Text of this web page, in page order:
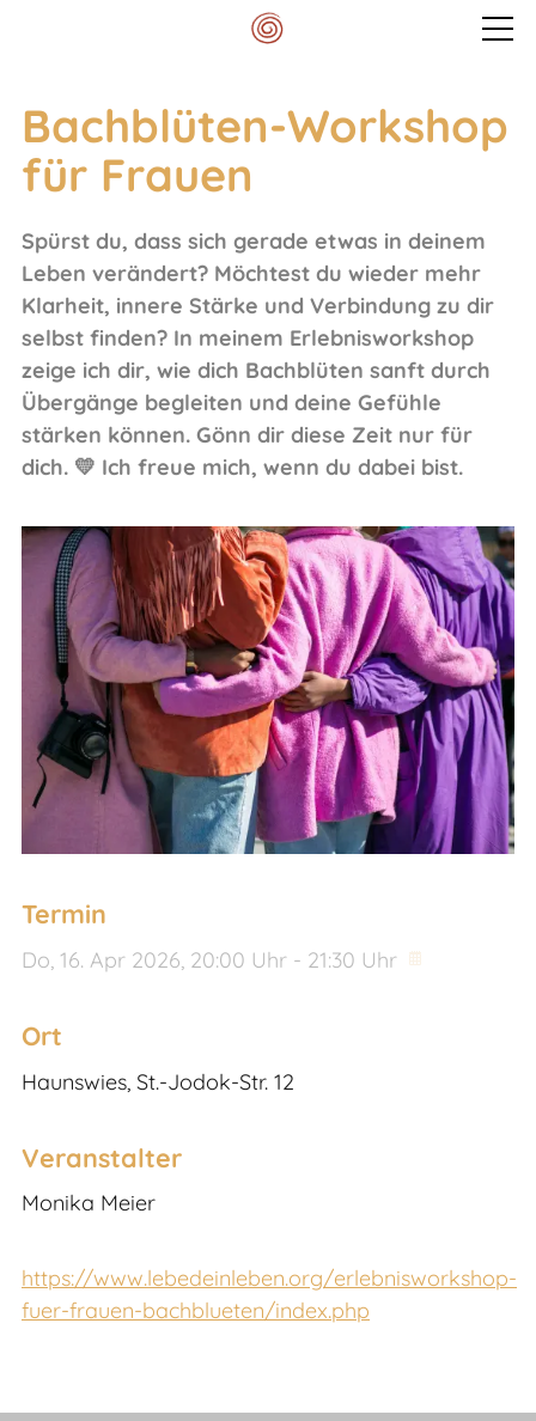
Veranstaltungen
Mein Spektrum
Blog
Meditationskissen
Kontakt
Bachblüten-Workshop
für Frauen
Spürst du, dass sich gerade etwas in deinem
Leben verändert? Möchtest du wieder mehr
Klarheit, innere Stärke und Verbindung zu dir
selbst finden? In meinem Erlebnisworkshop
zeige ich dir, wie dich Bachblüten sanft durch
Übergänge begleiten und deine Gefühle
stärken können. Gönn dir diese Zeit nur für
dich. 💛 Ich freue mich, wenn du dabei bist.
Termin
Do, 16. Apr 2026, 20:00 Uhr - 21:30 Uhr
Ort
Haunswies, St.-Jodok-Str. 12
Veranstalter
Monika Meier
https://www.lebedeinleben.org/erlebnisworkshop-
fuer-frauen-bachblueten/index.php